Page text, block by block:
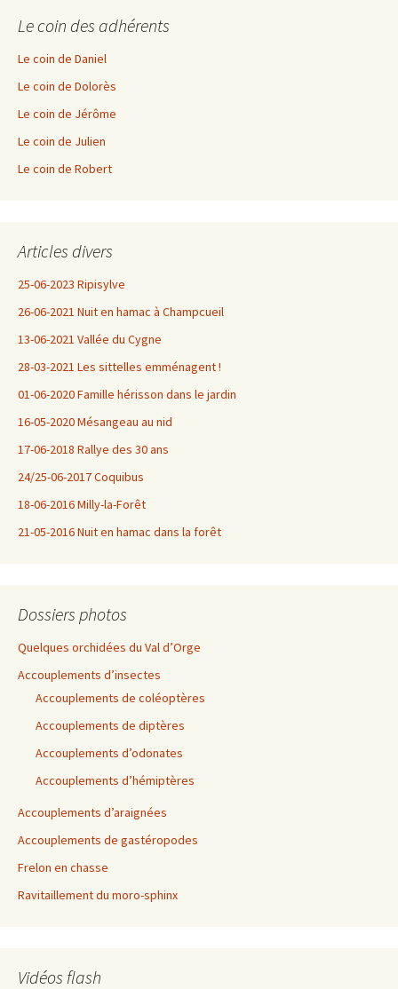
Le coin des adhérents
Le coin de Daniel
Le coin de Dolorès
Le coin de Jérôme
Le coin de Julien
Le coin de Robert
Articles divers
25-06-2023 Ripisylve
26-06-2021 Nuit en hamac à Champcueil
13-06-2021 Vallée du Cygne
28-03-2021 Les sittelles emménagent !
01-06-2020 Famille hérisson dans le jardin
16-05-2020 Mésangeau au nid
17-06-2018 Rallye des 30 ans
24/25-06-2017 Coquibus
18-06-2016 Milly-la-Forêt
21-05-2016 Nuit en hamac dans la forêt
Dossiers photos
Quelques orchidées du Val d’Orge
Accouplements d’insectes
Accouplements de coléoptères
Accouplements de diptères
Accouplements d’odonates
Accouplements d’hémiptères
Accouplements d’araignées
Accouplements de gastéropodes
Frelon en chasse
Ravitaillement du moro-sphinx
Vidéos flash